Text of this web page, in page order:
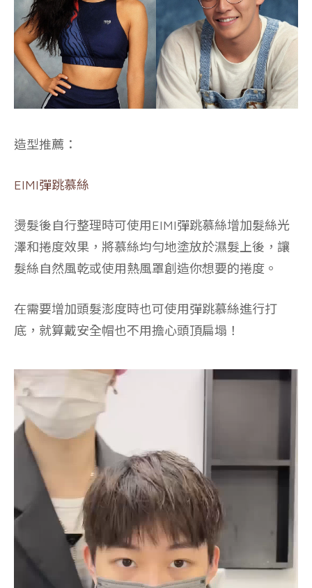
造型推薦：
EIMI彈跳慕絲
燙髮後自行整理時可使用EIMI彈跳慕絲增加髮絲光
澤和捲度效果，將慕絲均勻地塗放於濕髮上後，讓
髮絲自然風乾或使用熱風罩創造你想要的捲度。
在需要增加頭髮澎度時也可使用彈跳慕絲進行打
底，就算戴安全帽也不用擔心頭頂扁塌！